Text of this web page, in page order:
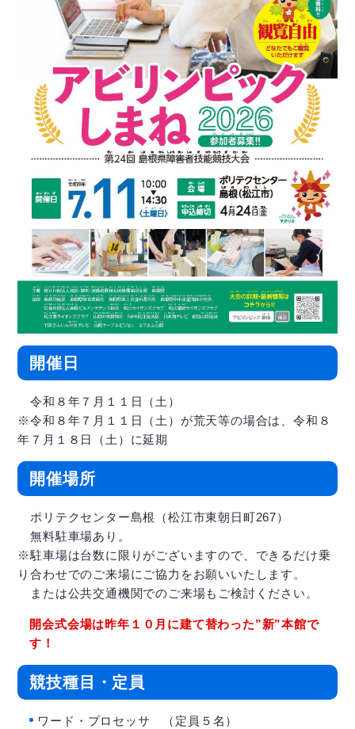
開催日
令和８年７月１１日（土）
※令和８年７月１１日（土）が荒天等の場合は、令和８
年７月１８日（土）に延期
開催場所
ポリテクセンター島根（松江市東朝日町267）
無料駐車場あり。
※駐車場は台数に限りがございますので、できるだけ乗
り合わせでのご来場にご協力をお願いいたします。
または公共交通機関でのご来場もご検討ください。
開会式会場は昨年１０月に建て替わった”新”本館で
す！
競技種目・定員
ワード・プロセッサ （定員５名）